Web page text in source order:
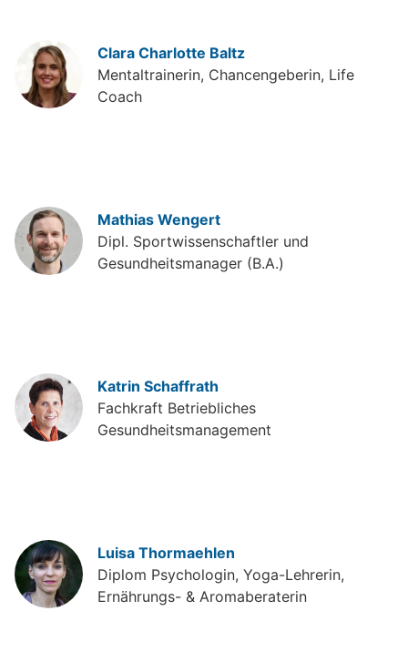
Clara Charlotte Baltz
Mentaltrainerin, Chancengeberin, Life
Coach
Mathias Wengert
Dipl. Sportwissenschaftler und
Gesundheitsmanager (B.A.)
Katrin Schaffrath
Fachkraft Betriebliches
Gesundheitsmanagement
Luisa Thormaehlen
Diplom Psychologin, Yoga-Lehrerin,
Ernährungs- & Aromaberaterin